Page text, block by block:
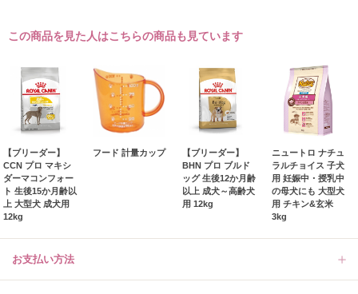
この商品を見た人はこちらの商品も見ています
【ブリーダー】
CCN プロ マキシ
ダーマコンフォー
ト 生後15か月齢以
上 大型犬 成犬用
12kg
フード 計量カップ
【ブリーダー】
BHN プロ ブルド
ッグ 生後12か月齢
以上 成犬～高齢犬
用 12kg
ニュートロ ナチュ
ラルチョイス 子犬
用 妊娠中・授乳中
の母犬にも 大型犬
用 チキン&玄米
3kg
お支払い方法